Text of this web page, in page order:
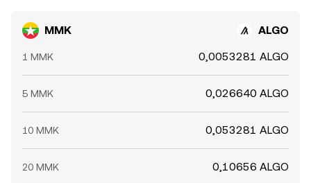
MMK ALGO
1 MMK 0,0053281 ALGO
5 MMK 0,026640 ALGO
10 MMK 0,053281 ALGO
20 MMK 0,10656 ALGO